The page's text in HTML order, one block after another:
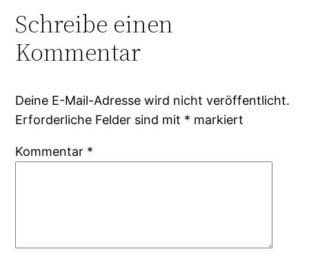
Schreibe einen
Kommentar
Deine E-Mail-Adresse wird nicht veröffentlicht.
Erforderliche Felder sind mit * markiert
Kommentar *